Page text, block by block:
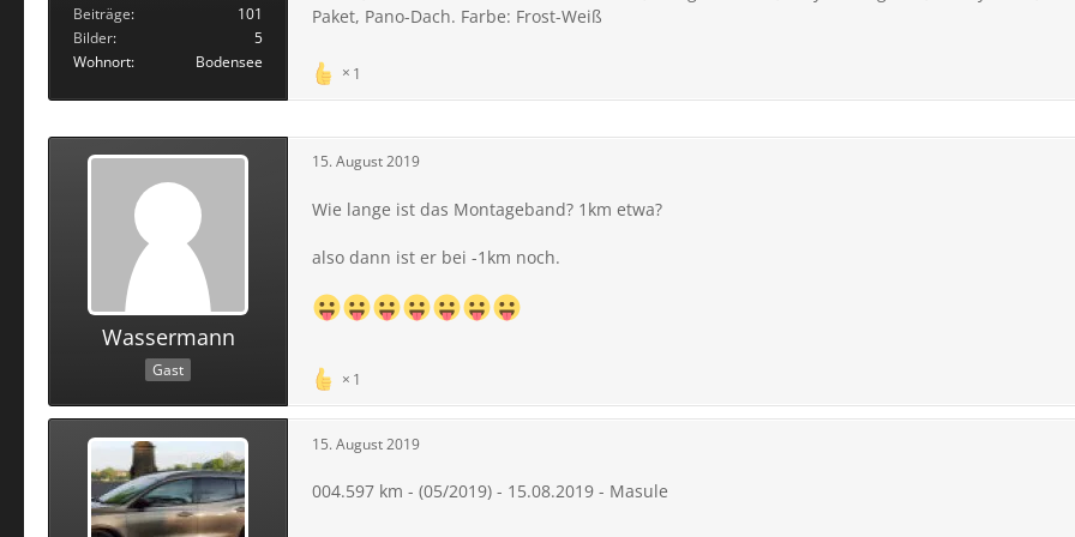
Beiträge
101
Bilder
5
Wohnort
Bodensee
Paket, Pano-Dach. Farbe: Frost-Weiß
1
Wassermann
Gast
15. August 2019
Wie lange ist das Montageband? 1km etwa?
also dann ist er bei -1km noch.
1
15. August 2019
004.597 km - (05/2019) - 15.08.2019 - Masule